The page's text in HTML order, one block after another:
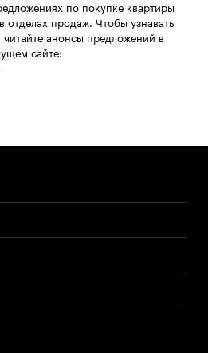
по покупке квартиры
отделах продаж. Чтобы узнавать
анонсы предложений в
сайте: